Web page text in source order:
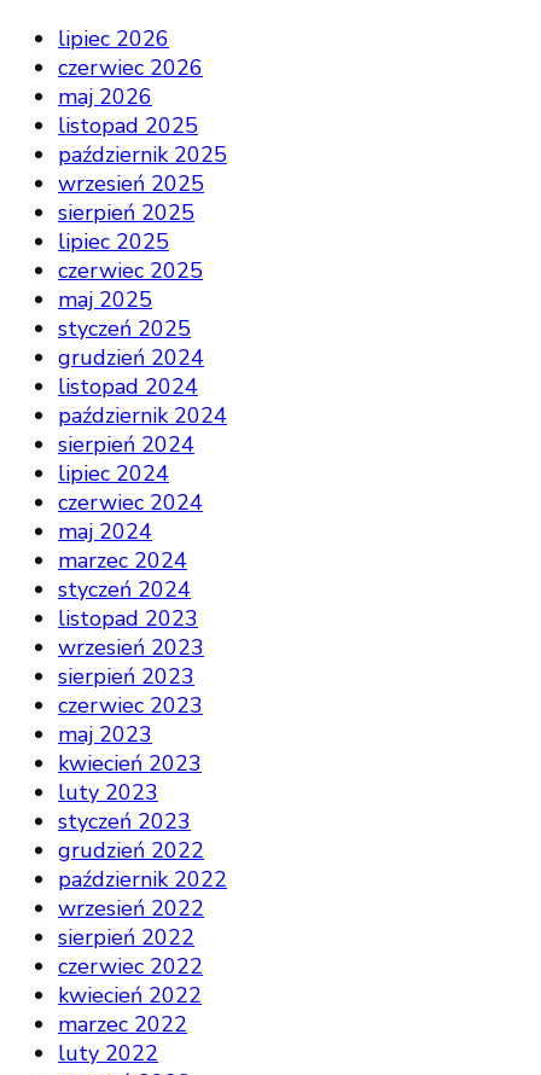
lipiec 2026
czerwiec 2026
maj 2026
listopad 2025
październik 2025
wrzesień 2025
sierpień 2025
lipiec 2025
czerwiec 2025
maj 2025
styczeń 2025
grudzień 2024
listopad 2024
październik 2024
sierpień 2024
lipiec 2024
czerwiec 2024
maj 2024
marzec 2024
styczeń 2024
listopad 2023
wrzesień 2023
sierpień 2023
czerwiec 2023
maj 2023
kwiecień 2023
luty 2023
styczeń 2023
grudzień 2022
październik 2022
wrzesień 2022
sierpień 2022
czerwiec 2022
kwiecień 2022
marzec 2022
luty 2022